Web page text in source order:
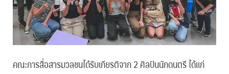
คณะการสื่อสารมวลชนได้รับเกียรติจาก 2 ศิลปินนักดนตรี ได้แก่